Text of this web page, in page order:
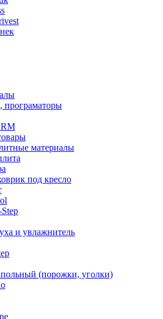
програматоры
материалы
под кресло
и увлажнитель
(порожки, уголки)